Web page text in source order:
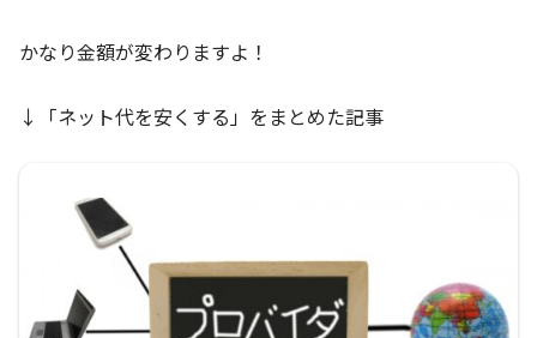
かなり金額が変わりますよ！
↓「ネット代を安くする」をまとめた記事